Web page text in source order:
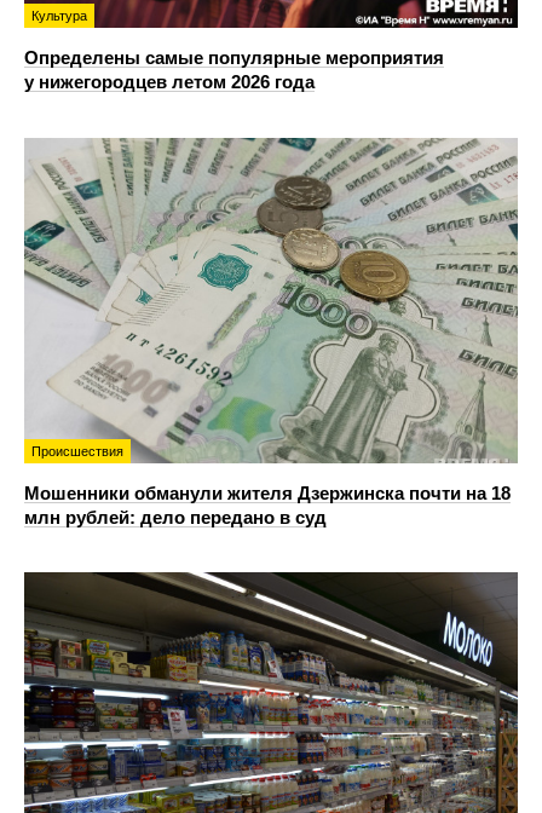
Культура
Определены самые популярные мероприятия
у нижегородцев летом 2026 года
Происшествия
Мошенники обманули жителя Дзержинска почти на 18
млн рублей: дело передано в суд